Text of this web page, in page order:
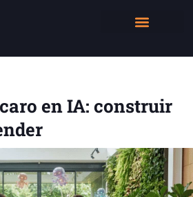
en IA: construir